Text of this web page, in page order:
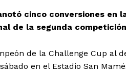
cinco conversiones en
de la segunda
de la Challenge Cup al
en el Estadio San